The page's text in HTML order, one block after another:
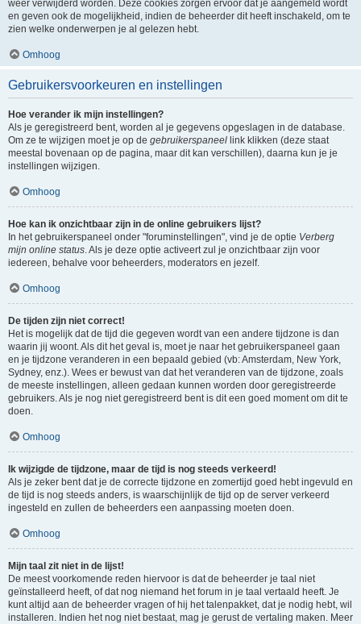
weer verwijderd worden. Deze cookies zorgen ervoor dat je aangemeld wordt
en geven ook de mogelijkheid, indien de beheerder dit heeft inschakeld, om te
zien welke onderwerpen je al gelezen hebt.
Omhoog
Gebruikersvoorkeuren en instellingen
Hoe verander ik mijn instellingen?
Als je geregistreerd bent, worden al je gegevens opgeslagen in de database.
Om ze te wijzigen moet je op de gebruikerspaneel link klikken (deze staat
meestal bovenaan op de pagina, maar dit kan verschillen), daarna kun je je
instellingen wijzigen.
Omhoog
Hoe kan ik onzichtbaar zijn in de online gebruikers lijst?
In het gebruikerspaneel onder "foruminstellingen", vind je de optie Verberg
mijn online status. Als je deze optie activeert zul je onzichtbaar zijn voor
iedereen, behalve voor beheerders, moderators en jezelf.
Omhoog
De tijden zijn niet correct!
Het is mogelijk dat de tijd die gegeven wordt van een andere tijdzone is dan
waarin jij woont. Als dit het geval is, moet je naar het gebruikerspaneel gaan
en je tijdzone veranderen in een bepaald gebied (vb: Amsterdam, New York,
Sydney, enz.). Wees er bewust van dat het veranderen van de tijdzone, zoals
de meeste instellingen, alleen gedaan kunnen worden door geregistreerde
gebruikers. Als je nog niet geregistreerd bent is dit een goed moment om dit te
doen.
Omhoog
Ik wijzigde de tijdzone, maar de tijd is nog steeds verkeerd!
Als je zeker bent dat je de correcte tijdzone en zomertijd goed hebt ingevuld en
de tijd is nog steeds anders, is waarschijnlijk de tijd op de server verkeerd
ingesteld en zullen de beheerders een aanpassing moeten doen.
Omhoog
Mijn taal zit niet in de lijst!
De meest voorkomende reden hiervoor is dat de beheerder je taal niet
geïnstalleerd heeft, of dat nog niemand het forum in je taal vertaald heeft. Je
kunt altijd aan de beheerder vragen of hij het talenpakket, dat je nodig hebt, wil
installeren. Indien het nog niet bestaat, mag je gerust de vertaling maken. Meer